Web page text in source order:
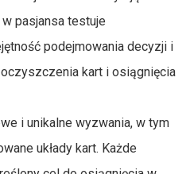
pasjansa testuje
podejmowania decyzji i
kart i osiągnięcia
i unikalne wyzwania, w tym
układy kart. Każde